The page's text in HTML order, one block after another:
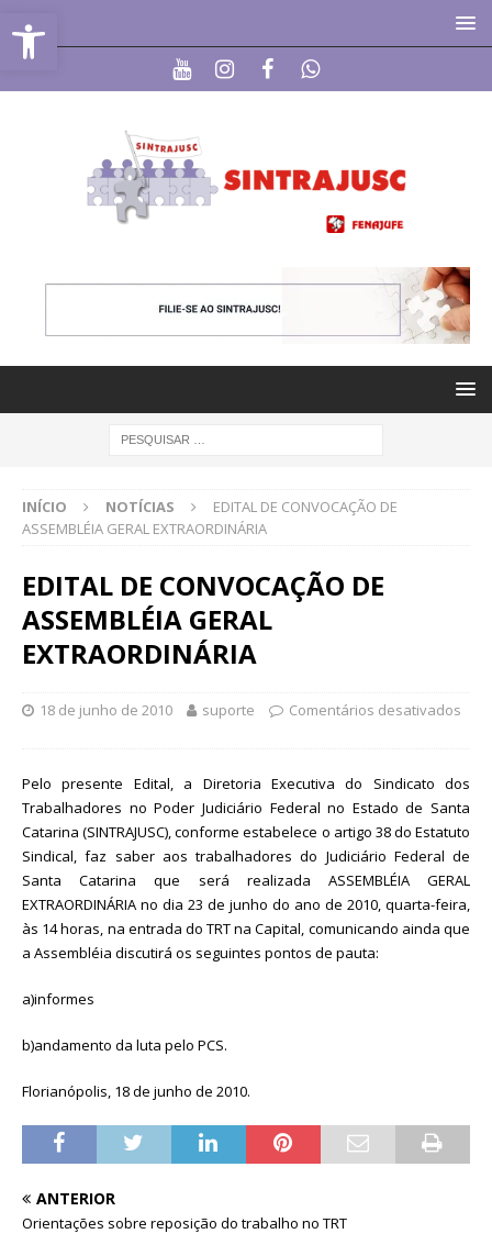
Abrir a barra de ferramentas
INÍCIO NOTÍCIAS
EDITAL DE CONVOCAÇÃO DE
ASSEMBLÉIA GERAL EXTRAORDINÁRIA
EDITAL DE CONVOCAÇÃO DE
ASSEMBLÉIA GERAL
EXTRAORDINÁRIA
18 de junho de 2010 suporte Comentários desativados
Pelo presente Edital, a Diretoria Executiva do Sindicato dos
Trabalhadores no Poder Judiciário Federal no Estado de Santa
Catarina (SINTRAJUSC), conforme estabelece o artigo 38 do Estatuto
Sindical, faz saber aos trabalhadores do Judiciário Federal de
Santa Catarina que será realizada ASSEMBLÉIA GERAL
EXTRAORDINÁRIA no dia 23 de junho do ano de 2010, quarta-feira,
às 14 horas, na entrada do TRT na Capital, comunicando ainda que
a Assembléia discutirá os seguintes pontos de pauta:
a)informes
b)andamento da luta pelo PCS.
Florianópolis, 18 de junho de 2010.
ANTERIOR
Orientações sobre reposição do trabalho no TRT